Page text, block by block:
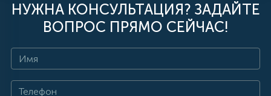
НУЖНА КОНСУЛЬТАЦИЯ? ЗАДАЙТЕ
ВОПРОС ПРЯМО СЕЙЧАС!